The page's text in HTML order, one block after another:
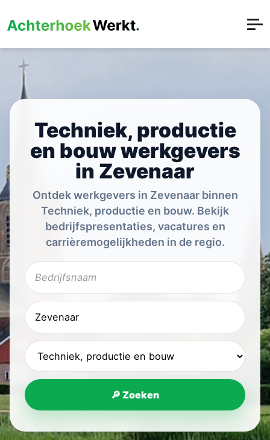
Techniek, productie
en bouw werkgevers
in Zevenaar
Ontdek werkgevers in Zevenaar binnen
Techniek, productie en bouw. Bekijk
bedrijfspresentaties, vacatures en
carrièremogelijkheden in de regio.
🔎 Zoeken